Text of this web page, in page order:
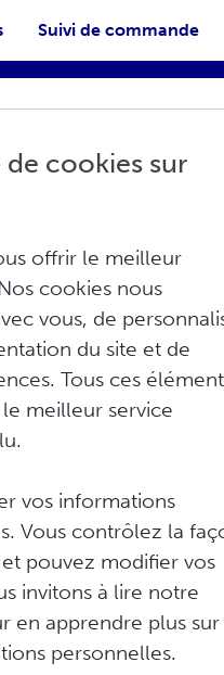
Suivi de commande
Imprimer
:
des
In Print
cookies sur
offrir le meilleur
cookies nous
vous, de
du site et de
Tous ces
meilleur service
vos informations
Vous contrôlez la
pouvez modifier vos
invitons à lire notre
en apprendre plus sur
personnelles.